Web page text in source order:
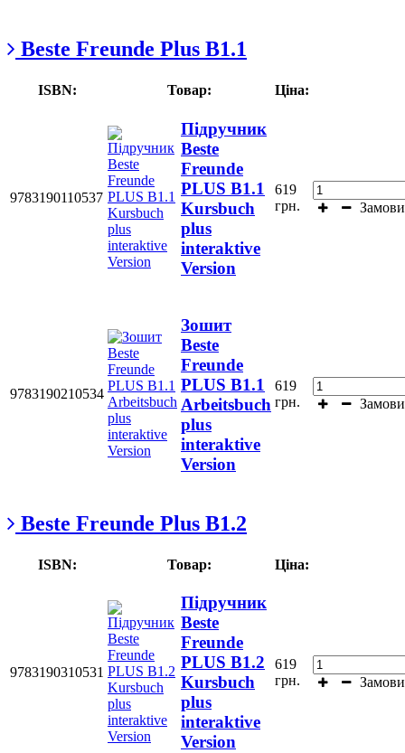
Beste Freunde Plus B1.1
ISBN: Товар: Ціна:
9783190110537
Підручник
Beste
Freunde
PLUS В1.1
Kursbuch
plus
interaktive
Version
619
грн.
9783190210534
Зошит
Beste
Freunde
PLUS B1.1
Arbeitsbuch
plus
interaktive
Version
619
грн.
Beste Freunde Plus B1.2
ISBN: Товар: Ціна:
9783190310531
Підручник
Beste
Freunde
PLUS В1.2
Kursbuch
plus
interaktive
Version
619
грн.